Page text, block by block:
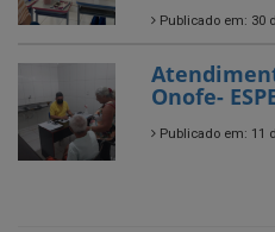
Publicado em: 30
Onofe-
Publicado em: 11